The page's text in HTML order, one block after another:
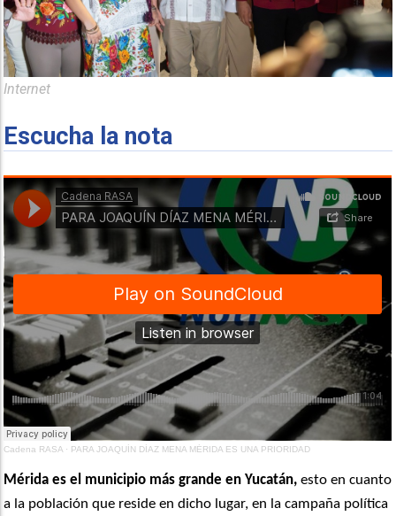
Internet
Escucha la nota
Cadena RASA · PARA JOAQUÍN DÍAZ MENA MÉRIDA ES UNA PRIORIDAD
Mérida es el municipio más grande en Yucatán, esto en cuanto
a la población que reside en dicho lugar, en la campaña política